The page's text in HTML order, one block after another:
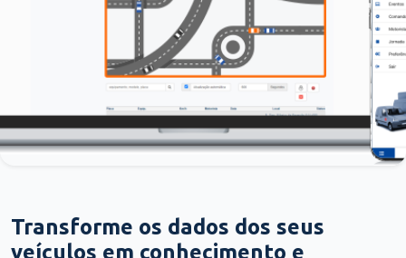
Transforme os dados dos seus
veículos em conhecimento e